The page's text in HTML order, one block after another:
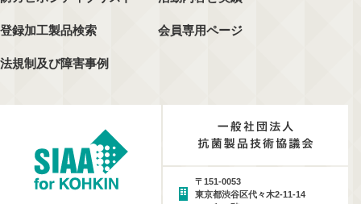
登録加工製品検索
法規制及び障害事例
会員専用ページ
〒151-0053
東京都渋谷区代々木2-11-14